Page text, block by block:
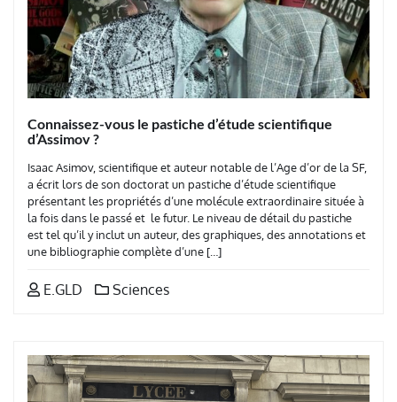
Connaissez-vous le pastiche d’étude scientifique
d’Assimov ?
Isaac Asimov, scientifique et auteur notable de l’Age d’or de la SF,
a écrit lors de son doctorat un pastiche d’étude scientifique
présentant les propriétés d’une molécule extraordinaire située à
la fois dans le passé et le futur. Le niveau de détail du pastiche
est tel qu’il y inclut un auteur, des graphiques, des annotations et
une bibliographie complète d’une […]
E.GLD Sciences